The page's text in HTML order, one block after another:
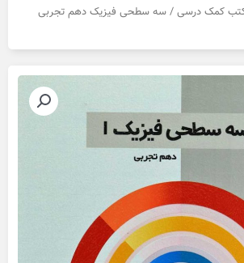
g
a
r
m
کمک درسی / سه سطحی فیزیک دهم تجربی